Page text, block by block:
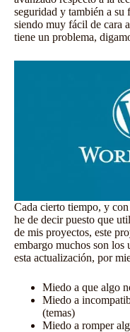
seguridad y también a
siendo muy fácil de cara
tiene un problema,
Cada cierto tiempo, y
he de decir puesto que
de mis proyectos, este
embargo muchos son los
esta actualización, por
Miedo a que algo
Miedo a
(temas)
Miedo a romper